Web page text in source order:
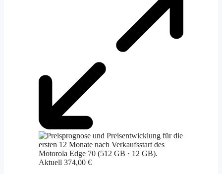
Aktuell 374,00 €